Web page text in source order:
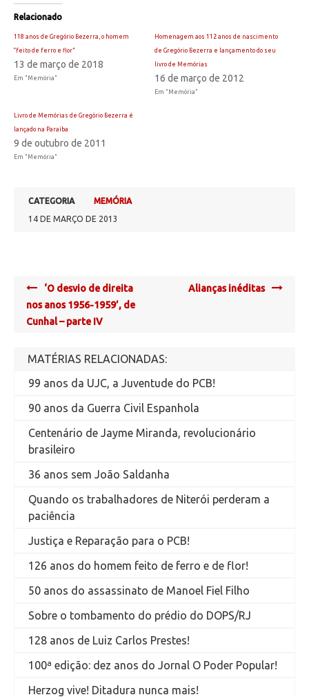
Relacionado
118 anos de Gregório Bezerra, o homem
“feito de ferro e flor”
13 de março de 2018
Em "Memória"
Homenagem aos 112 anos de nascimento
de Gregório Bezerra e lançamento do seu
livro de Memórias
16 de março de 2012
Em "Memória"
Livro de Memórias de Gregório Bezerra é
lançado na Paraíba
9 de outubro de 2011
Em "Memória"
CATEGORIA
MEMÓRIA
14 DE MARÇO DE 2013
Post
navigation
‘O desvio de direita
nos anos 1956-1959’, de
Cunhal – parte IV
Alianças inéditas
MATÉRIAS RELACIONADAS:
99 anos da UJC, a Juventude do PCB!
90 anos da Guerra Civil Espanhola
Centenário de Jayme Miranda, revolucionário
brasileiro
36 anos sem João Saldanha
Quando os trabalhadores de Niterói perderam a
paciência
Justiça e Reparação para o PCB!
126 anos do homem feito de ferro e de flor!
50 anos do assassinato de Manoel Fiel Filho
Sobre o tombamento do prédio do DOPS/RJ
128 anos de Luiz Carlos Prestes!
100ª edição: dez anos do Jornal O Poder Popular!
Herzog vive! Ditadura nunca mais!